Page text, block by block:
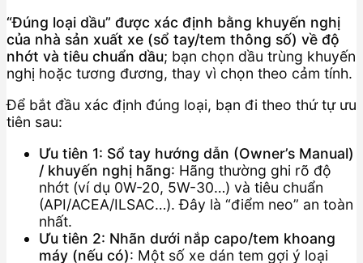
“Đúng loại dầu” được xác định bằng khuyến nghị
của nhà sản xuất xe (sổ tay/tem thông số) về độ
nhớt và tiêu chuẩn dầu; bạn chọn dầu trùng khuyến
nghị hoặc tương đương, thay vì chọn theo cảm tính.
Để bắt đầu xác định đúng loại, bạn đi theo thứ tự ưu
tiên sau:
Ưu tiên 1: Sổ tay hướng dẫn (Owner’s Manual)
/ khuyến nghị hãng: Hãng thường ghi rõ độ
nhớt (ví dụ 0W-20, 5W-30…) và tiêu chuẩn
(API/ACEA/ILSAC…). Đây là “điểm neo” an toàn
nhất.
Ưu tiên 2: Nhãn dưới nắp capo/tem khoang
máy (nếu có): Một số xe dán tem gợi ý loại